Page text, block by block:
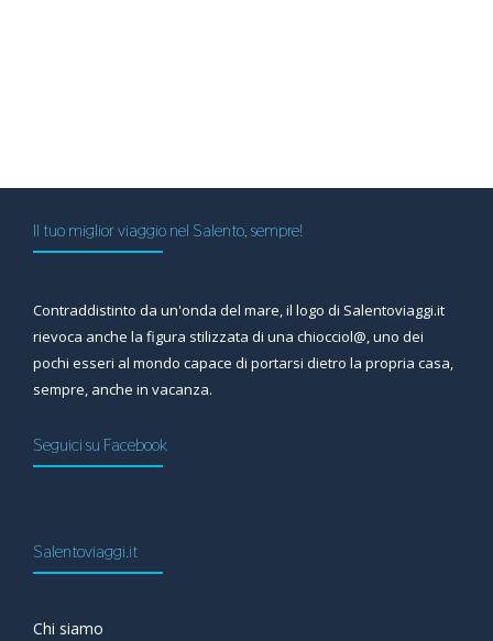
Il tuo miglior viaggio nel Salento, sempre!
Contraddistinto da un'onda del mare, il logo di Salentoviaggi.it
rievoca anche la figura stilizzata di una chiocciol@, uno dei
pochi esseri al mondo capace di portarsi dietro la propria casa,
sempre, anche in vacanza.
Seguici su Facebook
Salentoviaggi.it
Chi siamo